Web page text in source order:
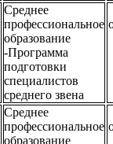
Среднее
профессиональное
образование
-Программа
подготовки
специалистов
среднего звена
Среднее
профессиональное
образование